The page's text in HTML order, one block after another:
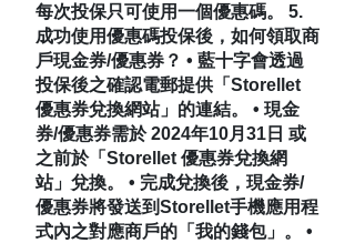
每次投保只可使用一個優惠碼。 5.
成功使用優惠碼投保後，如何領取商
戶現金券/優惠券？ • 藍十字會透過
投保後之確認電郵提供「Storellet
優惠券兌換網站」的連結。 • 現金
券/優惠券需於 2024年10月31日 或
之前於「Storellet 優惠券兌換網
站」兌換。 • 完成兌換後，現金券/
優惠券將發送到Storellet手機應用程
式內之對應商戶的「我的錢包」。 •